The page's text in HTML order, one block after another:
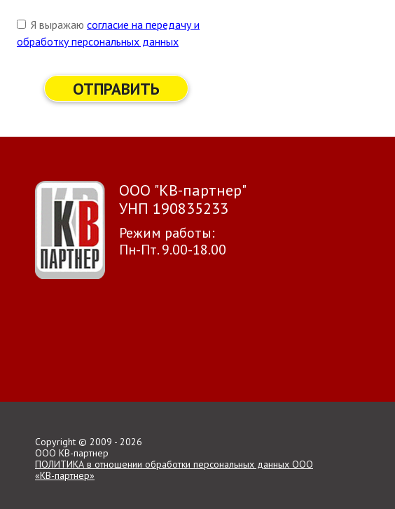
Я выражаю согласие на передачу и
обработку персональных данных
ОТПРАВИТЬ
ООО "КВ-партнер"
УНП 190835233
Режим работы:
Пн-Пт. 9.00-18.00
Copyright © 2009 - 2026
ООО КВ-партнер
ПОЛИТИКА в отношении обработки персональных данных ООО
«КВ-партнер»